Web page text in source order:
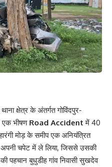
क्षेत्र के अंतर्गत गोविंदपुर-
एक भीषण Road Accident में 40
मोड़ के समीप एक अनियंत्रित
अपनी चपेट में ले लिया, जिससे उसकी
पहचान बुधुडीह गांव निवासी सुखदेव